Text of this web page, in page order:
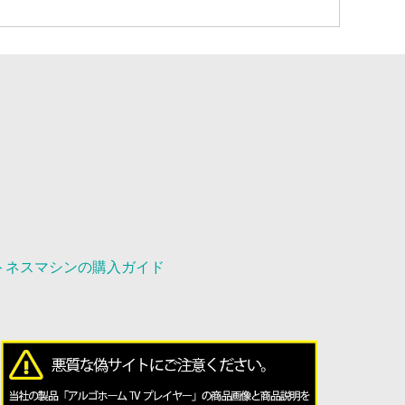
スマシンの購入ガイド